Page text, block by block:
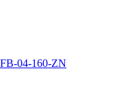
04-160-ZN